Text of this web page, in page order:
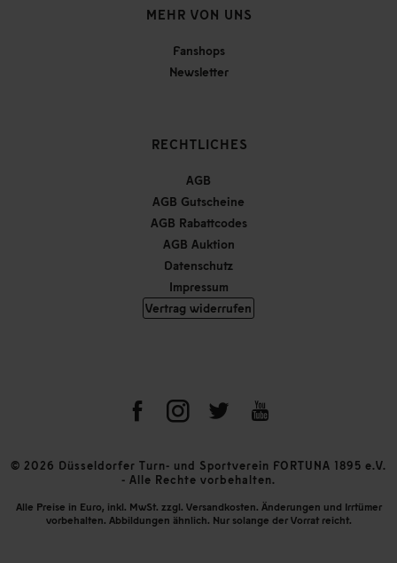
MEHR VON UNS
Fanshops
Newsletter
RECHTLICHES
AGB
AGB Gutscheine
AGB Rabattcodes
AGB Auktion
Datenschutz
Impressum
Vertrag widerrufen
© 2026 Düsseldorfer Turn- und Sportverein FORTUNA 1895 e.V.
- Alle Rechte vorbehalten.
Alle Preise in Euro, inkl. MwSt. zzgl. Versandkosten. Änderungen und Irrtümer
vorbehalten. Abbildungen ähnlich. Nur solange der Vorrat reicht.